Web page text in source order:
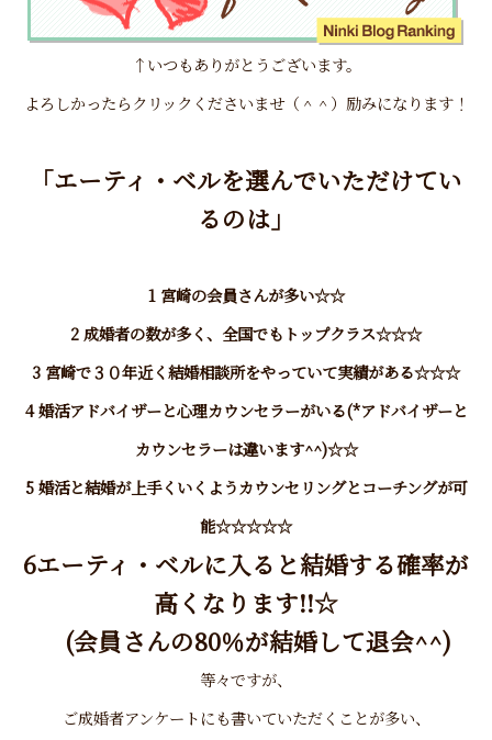
↑いつもありがとうございます。
よろしかったらクリックくださいませ（＾＾）励みになります！
「エーティ・ベルを選んでいただけてい
るのは」
1 宮崎の会員さんが多い☆☆
2 成婚者の数が多く、全国でもトップクラス☆☆☆
3 宮崎で３０年近く結婚相談所をやっていて実績がある☆☆☆
4 婚活アドバイザーと心理カウンセラーがいる(*アドバイザーと
カウンセラーは違います^^)☆☆
5 婚活と結婚が上手くいくようカウンセリングとコーチングが可
能☆☆☆☆☆
6エーティ・ベルに入ると結婚する確率が
高くなります!!☆
(会員さんの80％が結婚して退会^^)
等々ですが、
ご成婚者アンケートにも書いていただくことが多い、